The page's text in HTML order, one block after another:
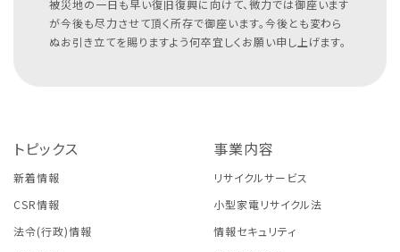
被災地の一日も早い復旧復興に向けて、微力では御座います
が今後も尽力させて頂く所存で御座います。今後とも変わら
ぬお引き立てを賜りますよう何卒宜しくお願い申し上げます。
トピックス
新着情報
CSR情報
法令(行政)情報
事業内容
リサイクルサービス
小型家電リサイクル法
情報セキュリティ